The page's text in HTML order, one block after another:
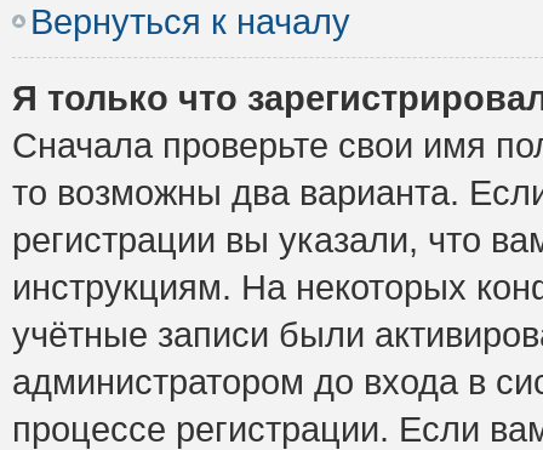
Вернуться к началу
Я только что
Сначала проверьте свои имя
то возможны два варианта.
регистрации вы указали, что
инструкциям. На некоторых
учётные записи были
администратором до входа в
процессе регистрации. Если